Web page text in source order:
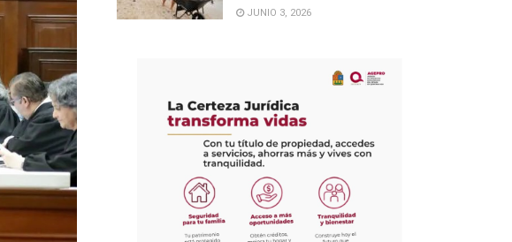
JUNIO 3, 2026